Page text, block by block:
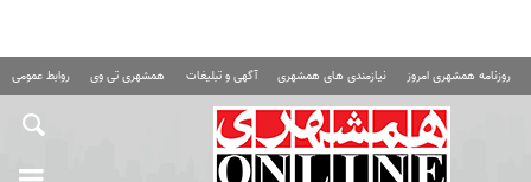
روزنامه همشهری امروز نیازمندی های همشهری آگهی و تبلیغات همشهری تی وی روابط عمومی